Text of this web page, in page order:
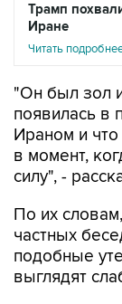
Трамп
Иране
Читать
"Он был зол
появилась в
Ираном и
в момент,
силу", -
По их
частных
подобные
выглядят